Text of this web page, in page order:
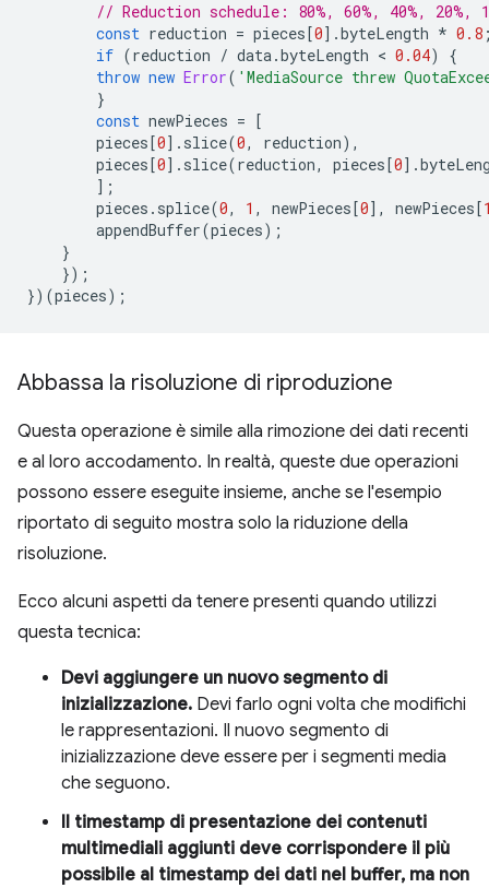
// Reduction schedule: 80%, 60%, 40%,
const reduction = pieces [0].byteLength * 0.8
if (reduction / data.byteLength < 0.04)
{
throw new Error( 'MediaSource threw
}
const newPieces =
[
pieces [0]. slice(0, reduction),
pieces [0]. slice(reduction, pieces [0].
];
pieces . splice(0, 1 , newPieces [0], newPieces [
appendBuffer(pieces);
}
});
})(pieces);
Abbassa la risoluzione di riproduzione
Questa operazione è simile alla rimozione dei dati recenti
e al loro accodamento. In realtà, queste due operazioni
possono essere eseguite insieme, anche se l'esempio
riportato di seguito mostra solo la riduzione della
risoluzione.
Ecco alcuni aspetti da tenere presenti quando utilizzi
questa tecnica:
Devi aggiungere un nuovo segmento di
inizializzazione. Devi farlo ogni volta che modifichi
le rappresentazioni. Il nuovo segmento di
inizializzazione deve essere per i segmenti media
che seguono.
Il timestamp di presentazione dei contenuti
multimediali aggiunti deve corrispondere il più
possibile al timestamp dei dati nel buffer, ma non